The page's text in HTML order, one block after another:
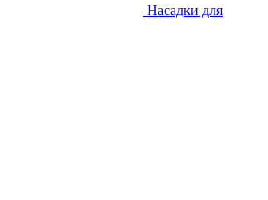
Насадки для